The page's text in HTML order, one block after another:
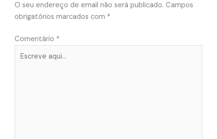
O seu endereço de email não será publicado. Campos
obrigatórios marcados com *
Comentário *